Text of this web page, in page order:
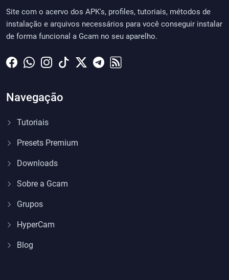
Site com o acervo dos APK's, profiles, tutoriais, métodos de
instalação e arquivos necessários para você conseguir instalar
de forma funcional a Gcam no seu aparelho.
Navegação
Tutoriais
Presets Premium
Downloads
Sobre a Gcam
Grupos
HyperCam
Blog